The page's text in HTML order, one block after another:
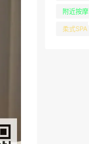
附近按摩
柔式SPA